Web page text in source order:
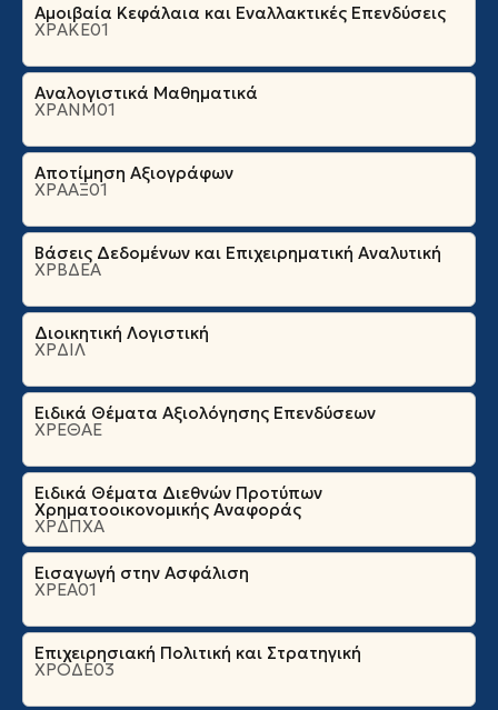
Αμοιβαία Κεφάλαια και Εναλλακτικές Επενδύσεις
ΧΡΑΚΕ01
Αναλογιστικά Μαθηματικά
ΧΡΑΝΜ01
Αποτίμηση Αξιογράφων
ΧΡΑΑΞ01
Βάσεις Δεδομένων και Επιχειρηματική Αναλυτική
ΧΡΒΔΕΑ
Διοικητική Λογιστική
ΧΡΔΙΛ
Ειδικά Θέματα Αξιολόγησης Επενδύσεων
ΧΡΕΘΑΕ
Ειδικά Θέματα Διεθνών Προτύπων
Χρηματοοικονομικής Αναφοράς
ΧΡΔΠΧΑ
Εισαγωγή στην Ασφάλιση
ΧΡΕΑ01
Επιχειρησιακή Πολιτική και Στρατηγική
ΧΡΟΔΕ03